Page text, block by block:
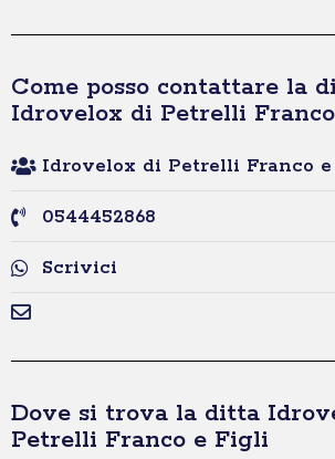
Come posso contattare la
Idrovelox di Petrelli
Idrovelox di Petrelli Franco
0544452868
Scrivici
Dove si trova la ditta
Petrelli Franco e Figli